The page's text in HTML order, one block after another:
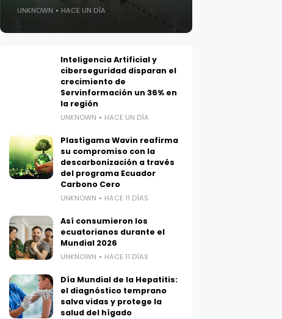
UNKNOWN HACE UN DÍA
Inteligencia Artificial y
ciberseguridad disparan el
crecimiento de
Servinformación un 36% en
la región
UNKNOWN HACE UN DÍA
Plastigama Wavin reafirma
su compromiso con la
descarbonización a través
del programa Ecuador
Carbono Cero
UNKNOWN HACE 11 DÍAS
Así consumieron los
ecuatorianos durante el
Mundial 2026
UNKNOWN HACE 11 DÍAS
Día Mundial de la Hepatitis:
el diagnóstico temprano
salva vidas y protege la
salud del hígado